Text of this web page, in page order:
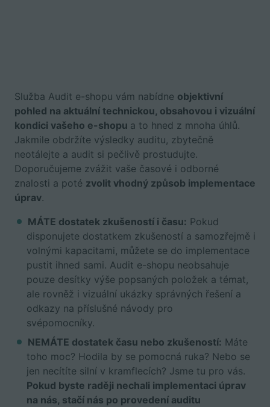
Služba Audit e-shopu vám nabídne objektivní
pohled na aktuální technickou, obsahovou i vizuální
kondici vašeho e-shopu a to hned z mnoha úhlů.
Jakmile obdržíte výsledky auditu, zbytečně
neotálejte a audit si pečlivě prostudujte.
Doporučujeme zvážit vaše časové i odborné
znalosti a poté zvolit vhodný způsob implementace
úprav.
MÁTE dostatek zkušeností i času: Pokud
disponujete dostatkem zkušeností a samozřejmě i
volnými kapacitami, můžete se do implementace
pustit ihned sami. Audit e-shopu neobsahuje
pouze desítky výše popsaných položek a témat,
ale rovněž i vizuální ukázky správných řešení a
odkazy na příslušné návody pro
svépomocníky.
NEMÁTE dostatek času nebo zkušeností: Máte
toho moc? Hodila by se pomocná ruka? Nebo se
jen necítíte silní v kramflecích? Jsme tu pro vás.
Pokud byste raději nechali implementaci úprav
na nás, stačí nás po provedení auditu